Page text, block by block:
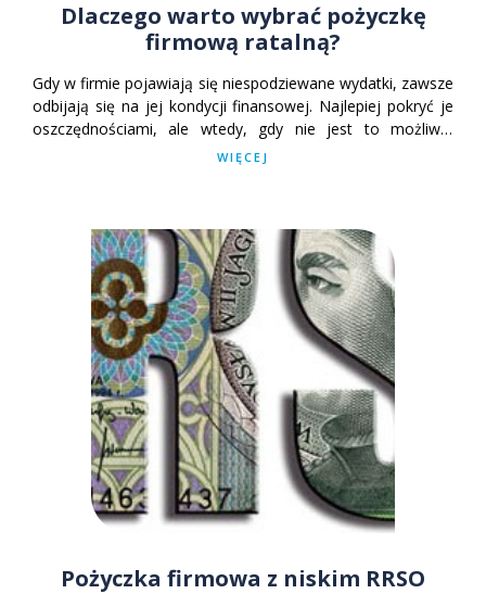
Dlaczego warto wybrać pożyczkę
firmową ratalną?
Gdy w firmie pojawiają się niespodziewane wydatki, zawsze
odbijają się na jej kondycji finansowej. Najlepiej pokryć je
oszczędnościami, ale wtedy, gdy nie jest to możliwe,
musimy poszukać finansowania zewnętrznego. W takim
WIĘCEJ
Pożyczka firmowa z niskim RRSO